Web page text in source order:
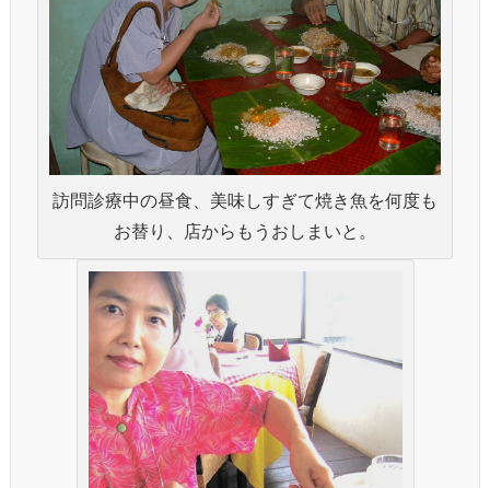
訪問診療中の昼食、美味しすぎて焼き魚を何度も
お替り、店からもうおしまいと。